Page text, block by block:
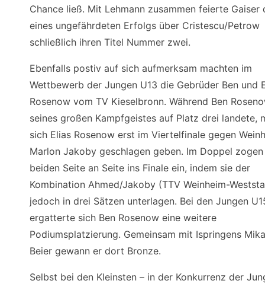
Chance ließ. Mit Lehmann zusammen feierte Gaiser
eines ungefährdeten Erfolgs über Cristescu/Petrow
schließlich ihren Titel Nummer zwei.
Ebenfalls postiv auf sich aufmerksam machten im
Wettbewerb der Jungen U13 die Gebrüder Ben und
Rosenow vom TV Kieselbronn. Während Ben
seines großen Kampfgeistes auf Platz drei landete,
sich Elias Rosenow erst im Viertelfinale gegen
Marlon Jakoby geschlagen geben. Im Doppel
beiden Seite an Seite ins Finale ein, indem sie der
Kombination Ahmed/Jakoby (TTV Weinheim-
jedoch in drei Sätzen unterlagen. Bei den Jungen
ergatterte sich Ben Rosenow eine weitere
Podiumsplatzierung. Gemeinsam mit Ispringens
Beier gewann er dort Bronze.
Selbst bei den Kleinsten – in der Konkurrenz der